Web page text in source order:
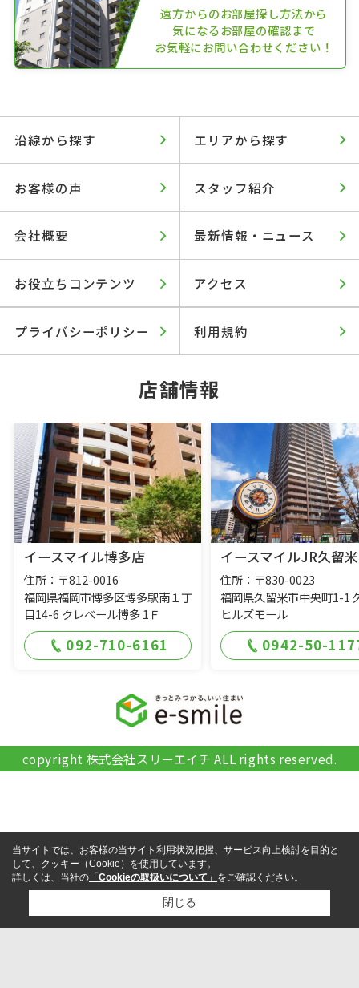
遠方からのお部屋探し方法から
気になるお部屋の確認まで
お気軽にお問い合わせください！
沿線から探す エリアから探す
お客様の声 スタッフ紹介
会社概要 最新情報・ニュース
お役立ちコンテンツ アクセス
プライバシーポリシー 利用規約
店舗情報
イースマイル博多店
住所：〒812-0016
福岡県福岡市博多区博多駅南１丁
目14-6 クレベール博多 1Ｆ
092-710-6161
イースマイルJR久留
住所：〒830-0023
福岡県久留米市中央町1-1
ヒルズモール
0942-50-
copyright 株式会社スリーエイチ ALL rights reserved.
当サイトでは、お客様の当サイト利用状況把握、サービス向上検討を目的と
して、クッキー（Cookie）を使用しています。
詳しくは、当社の 「Cookieの取扱いについて」 をご確認ください。
閉じる